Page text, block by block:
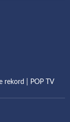
rekord | POP TV